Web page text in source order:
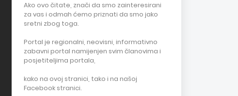
Ako ovo čitate, znači da smo zainteresirani
za vas i odmah ćemo priznati da smo jako
sretni zbog toga.
Portal je regionalni, neovisni, informativno
zabavni portal namijenjen svim članovima i
posjetiteljima portala,
kako na ovoj stranici, tako i na našoj
Facebook stranici.